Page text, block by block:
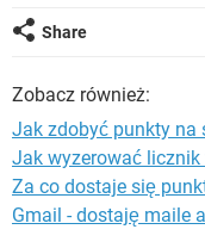
WINDOWS 10
INSTAGRAM
WINDOWS 10
Share
Zobacz również:
Jak zdobyć punkty na
Jak wyzerować
Za co dostaje się
Gmail - dostaję maile